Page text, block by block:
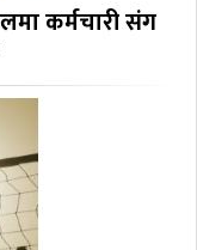
कर्मचारी संग